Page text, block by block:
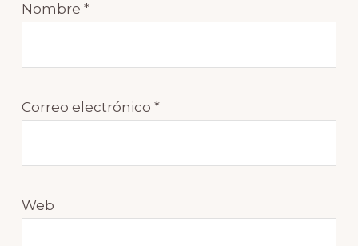
Nombre *
Correo electrónico *
Web